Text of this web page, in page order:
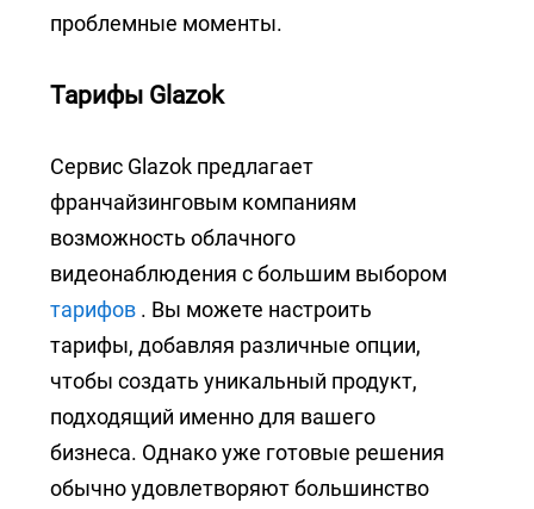
проблемные моменты.
Тарифы Glazok
Сервис Glazok предлагает
франчайзинговым компаниям
возможность облачного
видеонаблюдения с большим выбором
тарифов . Вы можете настроить
тарифы, добавляя различные опции,
чтобы создать уникальный продукт,
подходящий именно для вашего
бизнеса. Однако уже готовые решения
обычно удовлетворяют большинство